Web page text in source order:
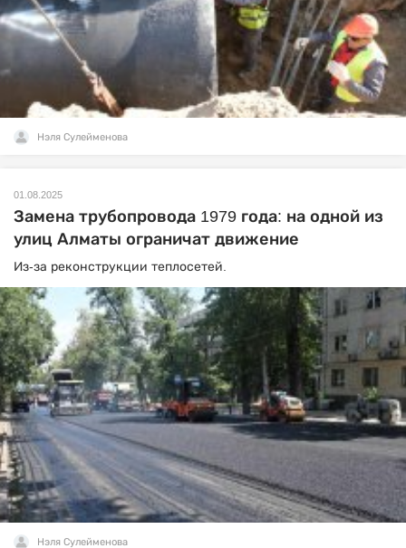
Нэля Сулейменова
01.08.2025
Замена трубопровода 1979 года: на одной из
улиц Алматы ограничат движение
Из-за реконструкции теплосетей.
Нэля Сулейменова